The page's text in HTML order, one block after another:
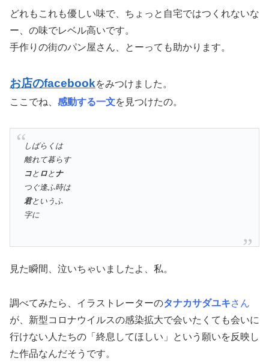
どれもこれも優しい味で、ちょっと自宅ではつくれないな
ー、の味でレベル高いです。
手作りの街のパン屋さん、とーっても助かります。
お店のfacebookをみつけました。
ここでね、 感動する一文を見つけたの。
しばらくは
離れて暮らす
コと ロとナ
つぐ逢ふ時は
君というふ
字に
見た瞬間、泣いちゃいましたよ、私。
調べてみたら、イラストレーターのタナカサダユキさん
が、新型コロナウイルスの感染拡大で会いたくても会いに
行けない人たちの「終息してほしい」という願いを反映し
た作品なんだそうです。